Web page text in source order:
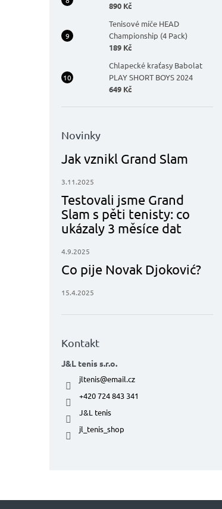
890 Kč
Tenisové míče HEAD
Championship (4 Pack)
189 Kč
Chlapecké kraťasy Babolat
PLAY SHORT BOYS 2024
649 Kč
Novinky
Jak vznikl Grand Slam
3.11.2025
Testovali jsme Grand
Slam s pěti tenisty: co
ukázaly 3 měsíce dat
4.9.2025
Co pije Novak Djoković?
15.4.2025
Kontakt
J&L tenis s.r.o.
jltenis@email.cz
+420 724 843 341
J&L tenis
jl_tenis_shop